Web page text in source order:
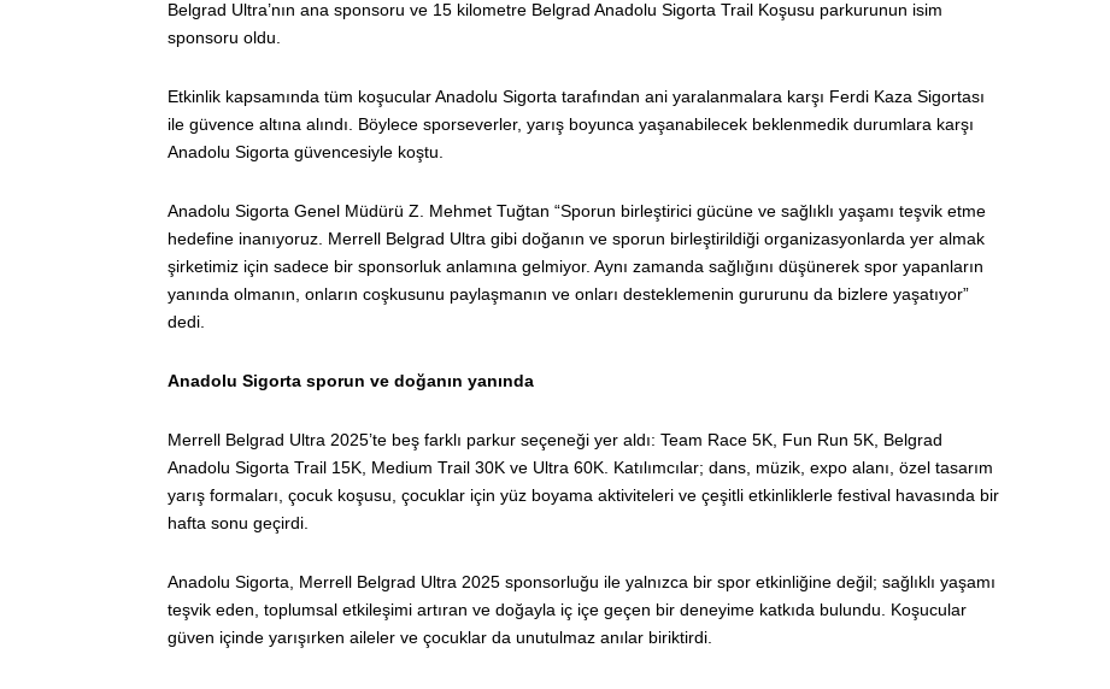
Belgrad Ultra’nın ana sponsoru ve 15 kilometre Belgrad Anadolu Sigorta Trail Koşusu parkurunun isim
sponsoru oldu.
Etkinlik kapsamında tüm koşucular Anadolu Sigorta tarafından ani yaralanmalara karşı Ferdi Kaza Sigortası
ile güvence altına alındı. Böylece sporseverler, yarış boyunca yaşanabilecek beklenmedik durumlara karşı
Anadolu Sigorta güvencesiyle koştu.
Anadolu Sigorta Genel Müdürü Z. Mehmet Tuğtan “Sporun birleştirici gücüne ve sağlıklı yaşamı teşvik etme
hedefine inanıyoruz. Merrell Belgrad Ultra gibi doğanın ve sporun birleştirildiği organizasyonlarda yer almak
şirketimiz için sadece bir sponsorluk anlamına gelmiyor. Aynı zamanda sağlığını düşünerek spor yapanların
yanında olmanın, onların coşkusunu paylaşmanın ve onları desteklemenin gururunu da bizlere yaşatıyor”
dedi.
Anadolu Sigorta sporun ve doğanın yanında
Merrell Belgrad Ultra 2025’te beş farklı parkur seçeneği yer aldı: Team Race 5K, Fun Run 5K, Belgrad
Anadolu Sigorta Trail 15K, Medium Trail 30K ve Ultra 60K. Katılımcılar; dans, müzik, expo alanı, özel tasarım
yarış formaları, çocuk koşusu, çocuklar için yüz boyama aktiviteleri ve çeşitli etkinliklerle festival havasında bir
hafta sonu geçirdi.
Anadolu Sigorta, Merrell Belgrad Ultra 2025 sponsorluğu ile yalnızca bir spor etkinliğine değil; sağlıklı yaşamı
teşvik eden, toplumsal etkileşimi artıran ve doğayla iç içe geçen bir deneyime katkıda bulundu. Koşucular
güven içinde yarışırken aileler ve çocuklar da unutulmaz anılar biriktirdi.